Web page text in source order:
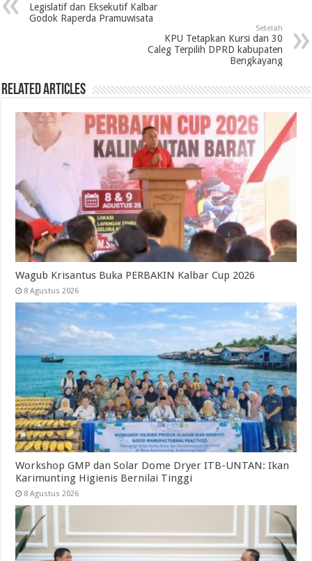
Legislatif dan Eksekutif Kalbar
Godok Raperda Pramuwisata
Setelah
KPU Tetapkan Kursi dan 30
Caleg Terpilih DPRD kabupaten
Bengkayang
Related Articles
Wagub Krisantus Buka PERBAKIN Kalbar Cup 2026
8 Agustus 2026
Workshop GMP dan Solar Dome Dryer ITB-UNTAN: Ikan
Karimunting Higienis Bernilai Tinggi
8 Agustus 2026